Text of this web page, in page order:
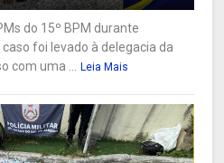
do 15º BPM durante
foi levado à delegacia da
com uma ...
Leia Mais